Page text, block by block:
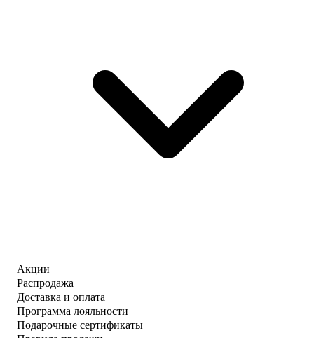
Акции
Распродажа
Доставка и оплата
Программа лояльности
Подарочные сертификаты